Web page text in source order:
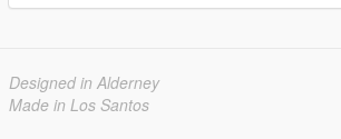
Designed in Alderney
Made in Los Santos